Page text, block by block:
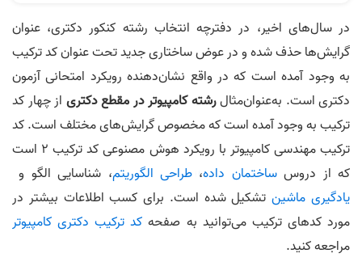
در سال‌های اخیر، در دفترچه انتخاب رشته کنکور دکتری، عنوان
گرایش‌ها حذف شده و در عوض ساختاری جدید تحت عنوان کد ترکیب
به وجود آمده است که در واقع نشان‌دهنده رویکرد امتحانی آزمون
دکتری است. به‌عنوان‌مثالرشته کامپیوتر در مقطع دکتری از چهار کد
ترکیب به وجود آمده است که مخصوص گرایش‌های مختلف است. کد
ترکیب مهندسی کامپیوتر با رویکرد هوش مصنوعی کد ترکیب 2 است
که از دروسساختمان داده، طراحی الگوریتم، شناسایی الگو و
یادگیری ماشینتشکیل شده است. برای کسب اطلاعات بیشتر در
مورد کد‌های ترکیب می‌توانید به صفحه کد ترکیب دکتری کامپیوتر
مراجعه کنید.